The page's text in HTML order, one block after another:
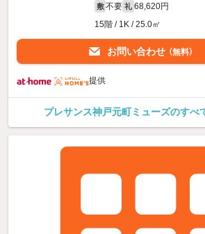
敷 不要 礼 68,620円
15階 / 1K / 25.0㎡
お問い合わせ （無料）
提供
プレサンス神戸元町ミューズのすべ